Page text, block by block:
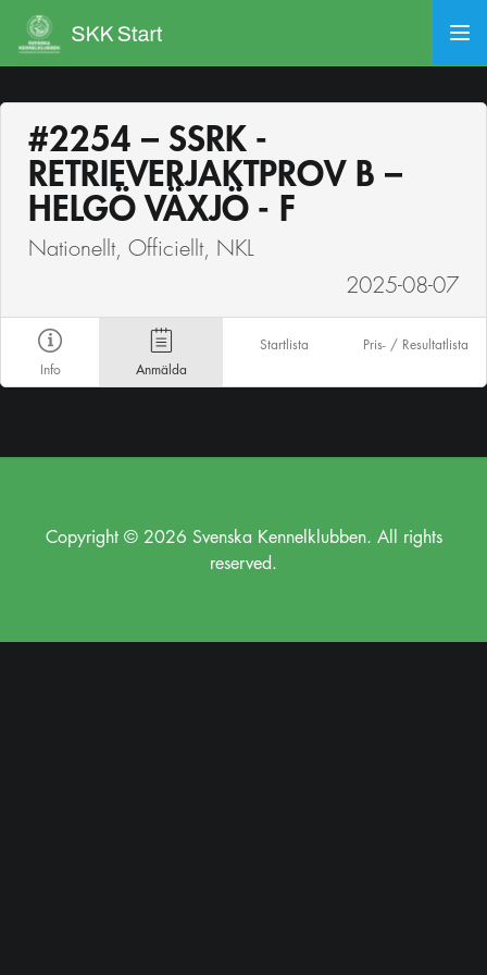
#2254 – SSRK -
RETRIEVERJAKTPROV B –
HELGÖ VÄXJÖ - F
Nationellt, Officiellt, NKL
2025-08-07
Info Anmälda
Startlista Pris- / Resultatlista
Copyright © 2026 Svenska Kennelklubben. All rights
reserved.